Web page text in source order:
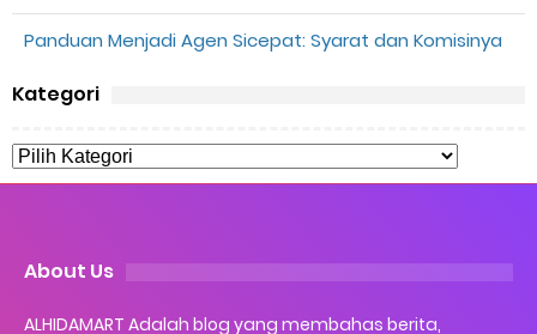
5 Biaya Potongan Shopee Food yang Perlu Kamu Ketahui
Panduan Menjadi Agen Sicepat: Syarat dan Komisinya
Kategori
About Us
ALHIDAMART Adalah blog yang membahas berita,